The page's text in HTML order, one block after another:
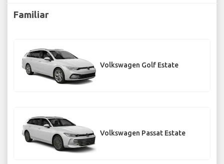
Familiar
Volkswagen Golf Estate
Volkswagen Passat Estate